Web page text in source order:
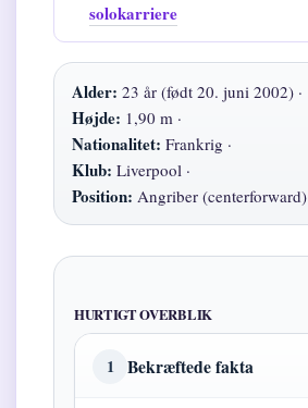
solokarriere
Alder: 23 år (født 20. juni 2002) ·
Højde: 1,90 m ·
Nationalitet: Frankrig ·
Klub: Liverpool ·
Position: Angriber (centerforward)
HURTIGT OVERBLIK
1 Bekræftede fakta